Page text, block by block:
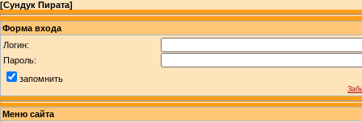
[Сундук Пирата]
Форма входа
Логин:
Пароль:
запомнить
Меню сайта